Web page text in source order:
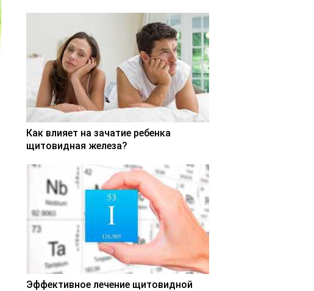
Как влияет на зачатие ребенка
щитовидная железа?
Эффективное лечение щитовидной